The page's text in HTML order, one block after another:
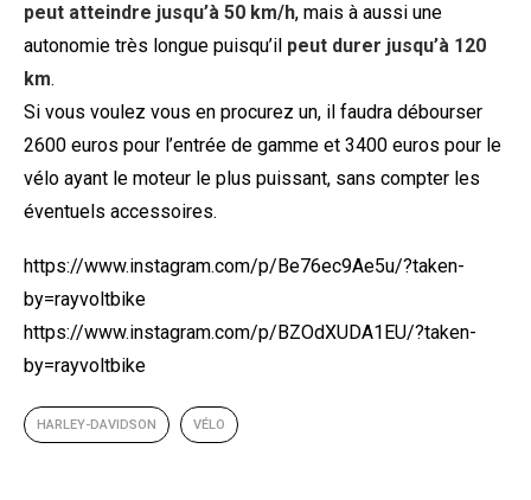
peut atteindre jusqu’à 50 km/h, mais à aussi une
autonomie très longue puisqu’il peut durer jusqu’à 120
km.
Si vous voulez vous en procurez un, il faudra débourser
2600 euros pour l’entrée de gamme et 3400 euros pour le
vélo ayant le moteur le plus puissant, sans compter les
éventuels accessoires.
https://www.instagram.com/p/Be76ec9Ae5u/?taken-
by=rayvoltbike
https://www.instagram.com/p/BZOdXUDA1EU/?taken-
by=rayvoltbike
HARLEY-DAVIDSON VÉLO